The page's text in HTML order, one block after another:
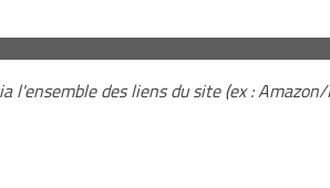
l'ensemble des liens du site (ex :